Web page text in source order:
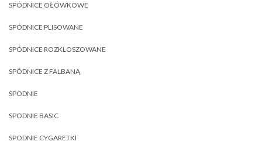
SPÓDNICE OŁÓWKOWE
SPÓDNICE PLISOWANE
SPÓDNICE ROZKLOSZOWANE
SPÓDNICE Z FALBANĄ
SPODNIE
SPODNIE BASIC
SPODNIE CYGARETKI